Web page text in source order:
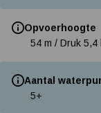
Opvoerhoogte
54 m / Druk 5,4
Aantal
5+